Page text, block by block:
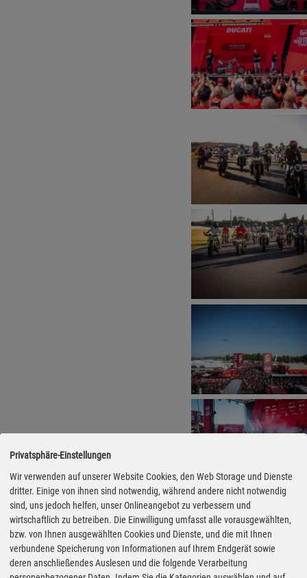
Privatsphäre-Einstellungen
Wir verwenden auf unserer Website Cookies, den Web Storage und Dienste
dritter. Einige von ihnen sind notwendig, während andere nicht notwendig
sind, uns jedoch helfen, unser Onlineangebot zu verbessern und
wirtschaftlich zu betreiben. Die Einwilligung umfasst alle vorausgewählten,
bzw. von Ihnen ausgewählten Cookies und Dienste, und die mit Ihnen
verbundene Speicherung von Informationen auf Ihrem Endgerät sowie
deren anschließendes Auslesen und die folgende Verarbeitung